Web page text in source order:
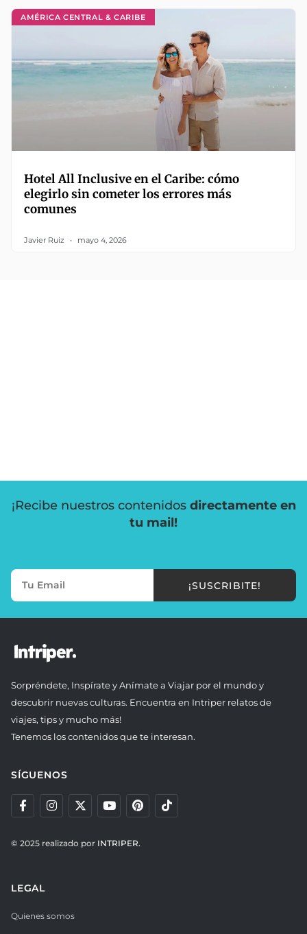
AMÉRICA CENTRAL & CARIBE
Hotel All Inclusive en el Caribe: cómo
elegirlo sin cometer los errores más
comunes
Javier Ruiz mayo 4, 2026
¡Recibe nuestros contenidos directamente en
tu mail!
¡SUSCRIBITE!
Sorpréndete, Inspírate y Anímate a Viajar por el mundo y
descubrir nuevas culturas. Encuentra en Intriper relatos de
viajes, tips y mucho más!
Tenemos los contenidos que te interesan.
SÍGUENOS
© 2025 realizado por INTRIPER.
LEGAL
Quienes somos